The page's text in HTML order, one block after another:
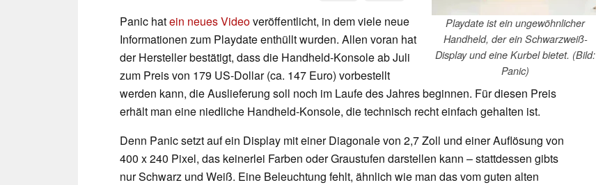
Playdate ist ein ungewöhnlicher
Handheld, der ein Schwarzweiß-
Display und eine Kurbel bietet. (Bild:
Panic)
Panic hatein neues Videoveröffentlicht, in dem viele neue
Informationen zum Playdate enthüllt wurden. Allen voran hat
der Hersteller bestätigt, dass die Handheld-Konsole ab Juli
zum Preis von 179 US-Dollar (ca. 147 Euro) vorbestellt
werden kann, die Auslieferung soll noch im Laufe des Jahres beginnen. Für diesen Preis
erhält man eine niedliche Handheld-Konsole, die technisch recht einfach gehalten ist.
Denn Panic setzt auf ein Display mit einer Diagonale von 2,7 Zoll und einer Auflösung von
400 x 240 Pixel, das keinerlei Farben oder Graustufen darstellen kann – stattdessen gibts
nur Schwarz und Weiß. Eine Beleuchtung fehlt, ähnlich wie man das vom guten alten